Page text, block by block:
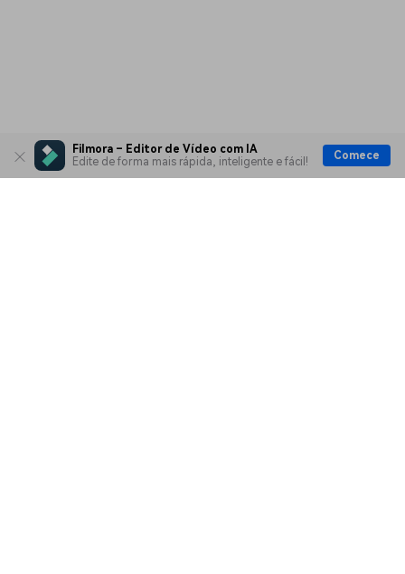
Filmora – Editor de Vídeo com IA
Edite de forma mais rápida, inteligente e fácil!
Comece